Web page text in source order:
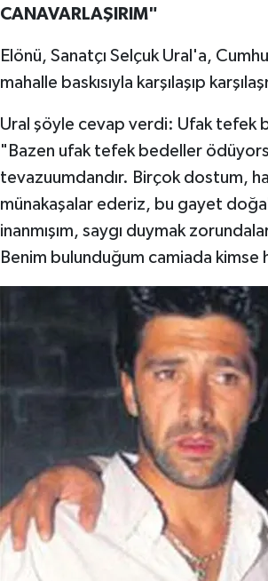
CANAVARLAŞIRIM"
Elönü, Sanatçı Selçuk Ural'a,
mahalle baskısıyla karşılaşıp
Ural şöyle cevap verdi: Ufak tefek
"Bazen ufak tefek bedeller
tevazuumdandır. Birçok dostum,
münakaşalar ederiz, bu gayet
inanmışım, saygı duymak
Benim bulunduğum camiada